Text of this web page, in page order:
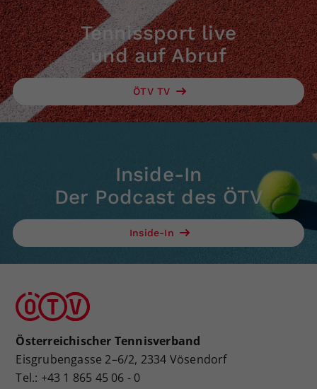
Tennissport live
und auf Abruf
ÖTV TV
Inside-In
Der Podcast des ÖTV
Inside-In
Österreichischer Tennisverband
Eisgrubengasse 2–6/2, 2334 Vösendorf
Tel.: +43 1 865 45 06 - 0